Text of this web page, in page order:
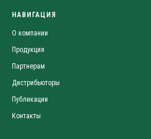
НАВИГАЦИЯ
О компании
Продукция
Партнерам
Дистрибьюторы
Публикации
Контакты